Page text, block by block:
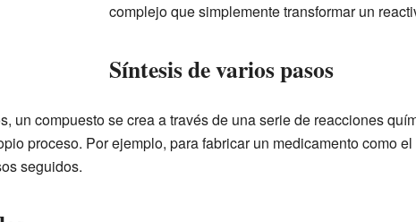
complejo que simplemente transformar un
Síntesis de varios pasos
un compuesto se crea a través de una serie de reacciones
proceso. Por ejemplo, para fabricar un medicamento como
seguidos.